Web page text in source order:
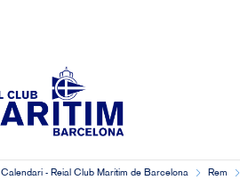
Calendari - Reial Club Marítim de Barcelona Rem